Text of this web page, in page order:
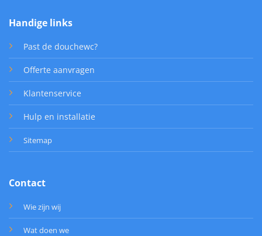
Handige links
Past de douchewc?
Offerte aanvragen
Klantenservice
Hulp en installatie
Sitemap
Contact
Wie zijn wij
Wat doen we